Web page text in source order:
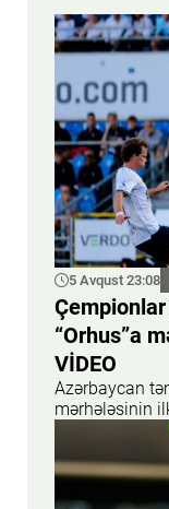
5 Avqust 23:08
Çempionlar
“Orhus”a
VİDEO
Azərbaycan
mərhələsinin